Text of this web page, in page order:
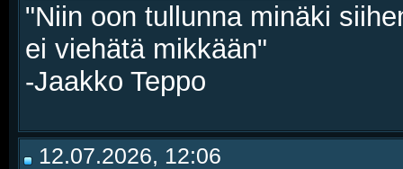
"Niin oon tullunna minäki
ei viehätä mikkään"
-Jaakko Teppo
12.07.2026, 12:06